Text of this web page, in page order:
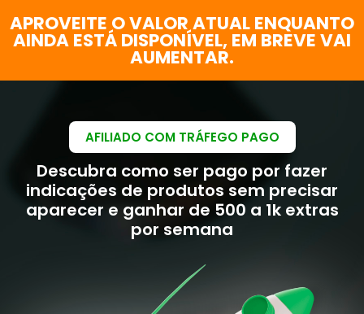
APROVEITE O VALOR ATUAL ENQUANTO
AINDA ESTÁ DISPONÍVEL, EM BREVE VAI
AUMENTAR.
AFILIADO COM TRÁFEGO PAGO
Descubra como ser pago por fazer
indicações de produtos sem precisar
aparecer e ganhar de 500 a 1k extras
por semana